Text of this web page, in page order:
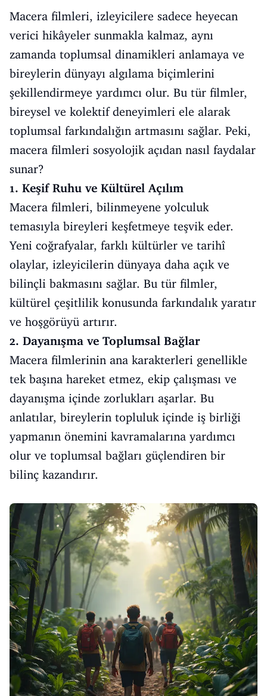
Macera filmleri, izleyicilere sadece heyecan
verici hikâyeler sunmakla kalmaz, aynı
zamanda toplumsal dinamikleri anlamaya ve
bireylerin dünyayı algılama biçimlerini
şekillendirmeye yardımcı olur. Bu tür filmler,
bireysel ve kolektif deneyimleri ele alarak
toplumsal farkındalığın artmasını sağlar. Peki,
macera filmleri sosyolojik açıdan nasıl faydalar
sunar?
1. Keşif Ruhu ve Kültürel Açılım
Macera filmleri, bilinmeyene yolculuk
temasıyla bireyleri keşfetmeye teşvik eder.
Yeni coğrafyalar, farklı kültürler ve tarihî
olaylar, izleyicilerin dünyaya daha açık ve
bilinçli bakmasını sağlar. Bu tür filmler,
kültürel çeşitlilik konusunda farkındalık yaratır
ve hoşgörüyü artırır.
2. Dayanışma ve Toplumsal Bağlar
Macera filmlerinin ana karakterleri genellikle
tek başına hareket etmez, ekip çalışması ve
dayanışma içinde zorlukları aşarlar. Bu
anlatılar, bireylerin topluluk içinde iş birliği
yapmanın önemini kavramalarına yardımcı
olur ve toplumsal bağları güçlendiren bir
bilinç kazandırır.